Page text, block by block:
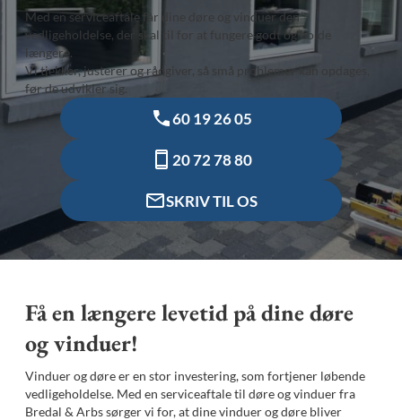
Med en serviceaftale får dine døre og vinduer den
vedligeholdelse, der skal til for at fungere godt og holde
længere.
Vi tjekker, justerer og rådgiver, så små problemer kan opdages,
før de udvikler sig.
60 19 26 05
20 72 78 80
SKRIV TIL OS
Få en længere levetid på dine døre
og vinduer!
Vinduer og døre er en stor investering, som fortjener løbende
vedligeholdelse. Med en serviceaftale til døre og vinduer fra
Bredal & Arbs sørger vi for, at dine vinduer og døre bliver